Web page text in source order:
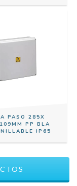
PASO 285X
PP BLA
IP65